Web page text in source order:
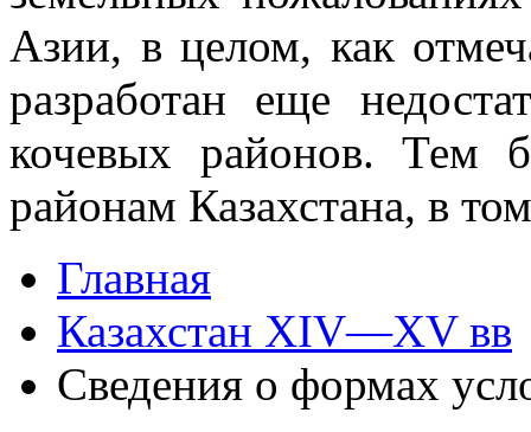
Азии, в целом, как
разработан еще
кочевых районов. Тем
районам Казахстана, в
Главная
Казахстан XIV—XV вв
Сведения о формах